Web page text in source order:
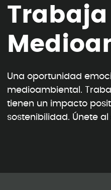
Trabaja
M edioa
Una oportunidad
medioambiental.
tienen un impacto
sostenibilidad. Únete